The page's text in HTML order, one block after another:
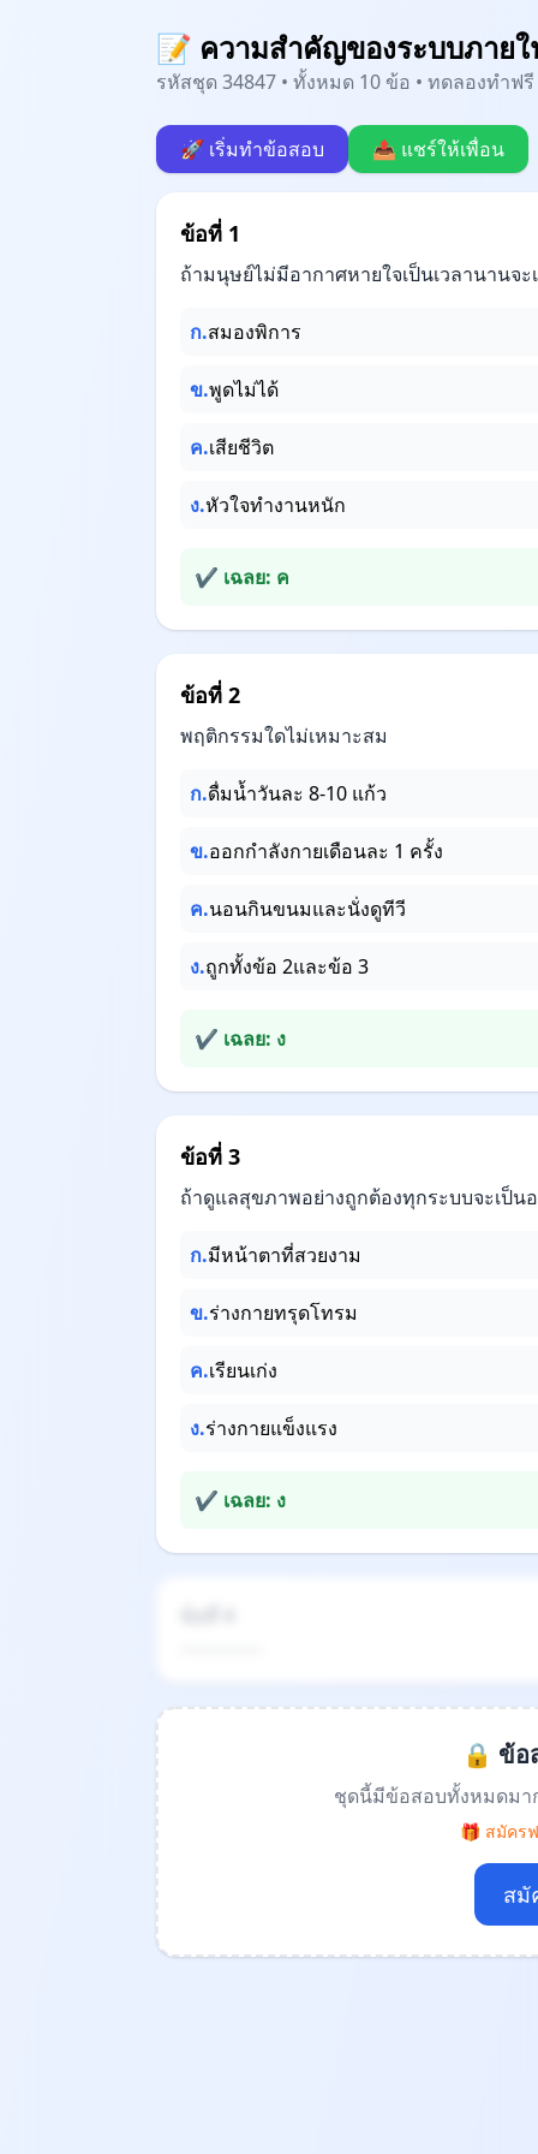
📝 ความสำคัญของระบบภายใ
รหัสชุด 34847 • ทั้งหมด 10 ข้อ • ทดลองทำฟ
🚀 เริ่มทำข้อสอบ 📤 แชร์ให้เพื่อน
ข้อที่ 1
ถ้ามนุษย์ไม่มีอากาศหายใจเป็นเวลานานจะ
ก.สมองพิการ
ข.พูดไม่ได้
ค.เสียชีวิต
ง.หัวใจทำงานหนัก
✔ เฉลย: ค
ข้อที่ 2
พฤติกรรมใดไม่เหมาะสม
ก.ดื่มน้ำวันละ 8-10 แก้ว
ข.ออกกำลังกายเดือนละ 1 ครั้ง
ค.นอนกินขนมและนั่งดูทีวี
ง.ถูกทั้งข้อ 2และข้อ 3
✔ เฉลย: ง
ข้อที่ 3
ถ้าดูแลสุขภาพอย่างถูกต้องทุกระบบจะเป็น
ก.มีหน้าตาที่สวยงาม
ข.ร่างกายทรุดโทรม
ค.เรียนเก่ง
ง.ร่างกายแข็งแรง
✔ เฉลย: ง
🔒 ข้อ
ชุดนี้มีข้อสอบทั้งหมดมา
🎁 สมัคร
สมั